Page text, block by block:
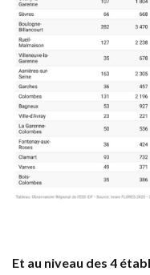
Et au niveau des 4